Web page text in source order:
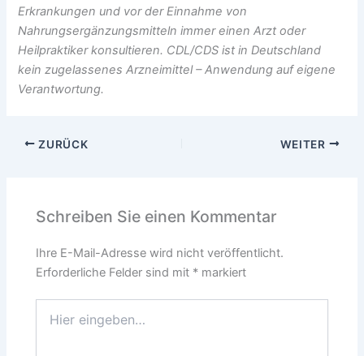
Erkrankungen und vor der Einnahme von
Nahrungsergänzungsmitteln immer einen Arzt oder
Heilpraktiker konsultieren. CDL/CDS ist in Deutschland
kein zugelassenes Arzneimittel – Anwendung auf eigene
Verantwortung.
ZURÜCK WEITER
Schreiben Sie einen Kommentar
Ihre E-Mail-Adresse wird nicht veröffentlicht.
Erforderliche Felder sind mit * markiert
eingeben…